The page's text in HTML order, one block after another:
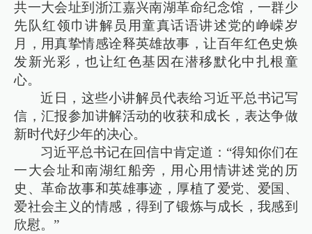
共一大会址到浙江嘉兴南湖革命纪念馆，一群少
先队红领巾讲解员用童真话语讲述党的峥嵘岁
月，用真挚情感诠释英雄故事，让百年红色史焕
发新光彩，也让红色基因在潜移默化中扎根童
心。
近日，这些小讲解员代表给习近平总书记写
信，汇报参加讲解活动的收获和成长，表达争做
新时代好少年的决心。
习近平总书记在回信中肯定道：“得知你们在
一大会址和南湖红船旁，用心用情讲述党的历
史、革命故事和英雄事迹，厚植了爱党、爱国、
爱社会主义的情感，得到了锻炼与成长，我感到
欣慰。”